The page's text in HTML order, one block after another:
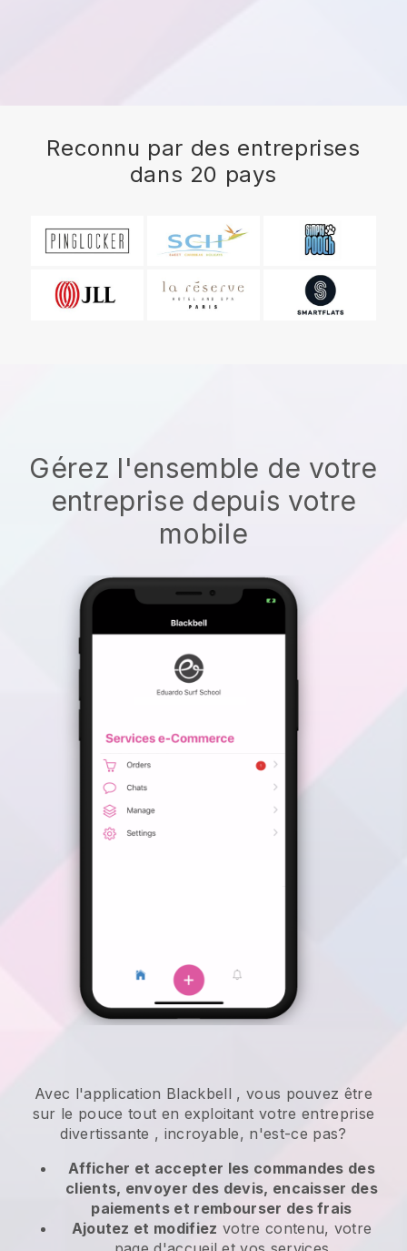
Reconnu par des entreprises
dans 20 pays
Gérez l'ensemble de votre
entreprise depuis votre
mobile
Avec l'application Blackbell , vous pouvez être
sur le pouce tout en exploitant votre entreprise
divertissante , incroyable, n'est-ce pas?
Afficher et accepter les commandes des
clients, envoyer des devis, encaisser des
paiements et rembourser des frais
Ajoutez et modifiez votre contenu, votre